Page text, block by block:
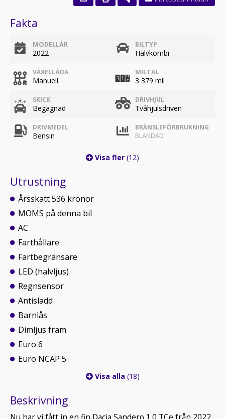
Fakta
MODELLÅR
2022
BILTYP
Halvkombi
VÄXELLÅDA
Manuell
MILTAL
3 379 mil
SKICK
Begagnad
DRIVHJUL
Tvåhjulsdriven
DRIVMEDEL
Bensin
BRÄNSLEFÖRBRUKNING
BLANDAD
Visa fler (12)
Utrustning
Årsskatt 536 kronor
MOMS på denna bil
AC
Farthållare
Fartbegränsare
LED (halvljus)
Regnsensor
Antisladd
Barnlås
Dimljus fram
Euro 6
Euro NCAP 5
Visa alla (18)
Beskrivning